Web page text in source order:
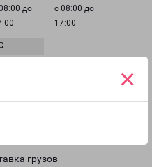
×
до
с 08:00 до
17:00
грузов